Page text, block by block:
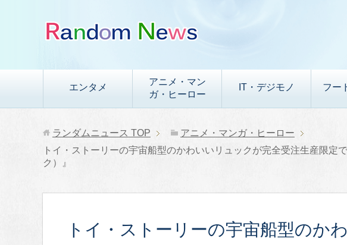
エンタメ
アニメ・マン
ガ・ヒーロー
IT・デジモノ フー
ランダムニュース TOP
アニメ・マンガ・ヒーロー
トイ・ストーリーの宇宙船型のかわいいリュックが完全受注生産限
ク）』
トイ・ストーリーの宇宙船型のか